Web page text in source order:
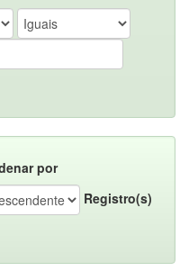
por
Registro(s)